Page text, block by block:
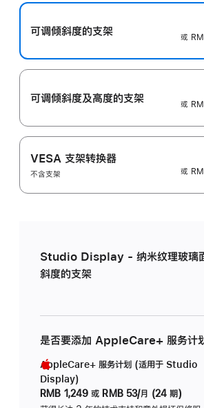
可调倾斜度的支架
或
可调倾斜度及高‍度的支‍架
或
VESA 支架转换器
不含支架
或
Studio Display - 纳米纹理玻璃
斜度的支架
是否要添加 AppleCare+ 服务计
AppleCare+ 服务计划 (适用于 Studio
Display)
RMB 1,249 或 RMB 53/月 (24 期)